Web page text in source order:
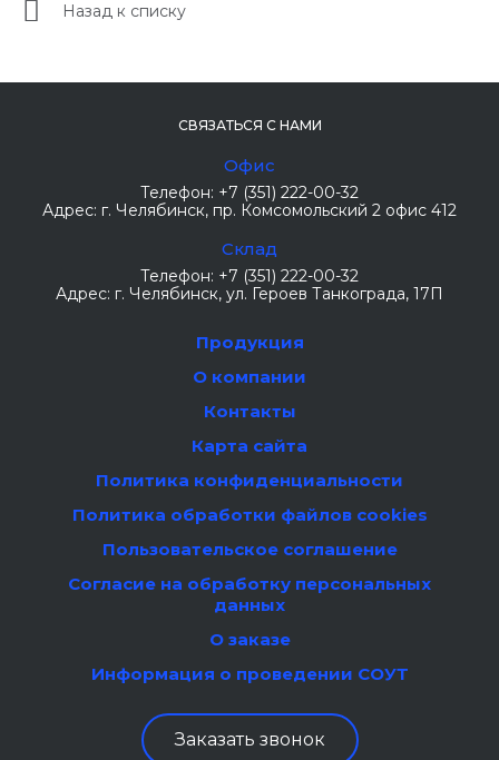
Назад к списку
СВЯЗАТЬСЯ С НАМИ
Офис
Телефон: +7 (351) 222-00-32
Адрес: г. Челябинск, пр. Комсомольский 2 офис 412
Склад
Телефон: +7 (351) 222-00-32
Адрес: г. Челябинск, ул. Героев Танкограда, 17П
Продукция
О компании
Контакты
Карта сайта
Политика конфиденциальности
Политика обработки файлов cookies
Пользовательское соглашение
Согласие на обработку персональных
данных
О заказе
Информация о проведении СОУТ
Заказать звонок